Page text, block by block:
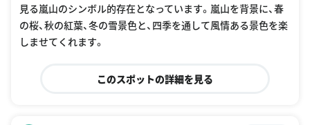
見る嵐山のシンボル的存在となっています。嵐山を背景に、春
の桜、秋の紅葉、冬の雪景色と、四季を通して風情ある景色を楽
しませてくれます。
このスポットの詳細を見る